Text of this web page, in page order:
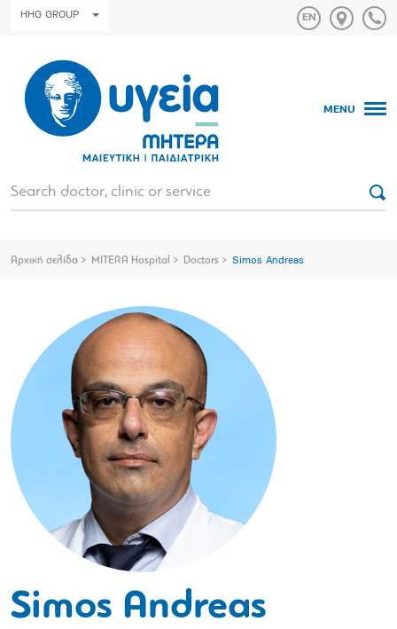
HHG GROUP
MENU
Αρχική σελίδα MITERA Hospital Doctors Simos Andreas
Simos Andreas